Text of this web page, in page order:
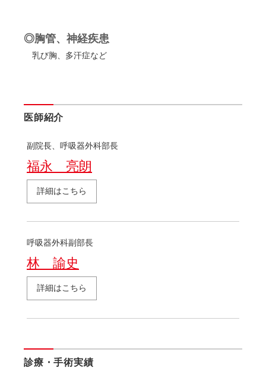
◎胸管、神経疾患
乳び胸、多汗症など
医師紹介
副院長、呼吸器外科部長
福永 亮朗
詳細はこちら
呼吸器外科副部長
林 諭史
詳細はこちら
診療・手術実績